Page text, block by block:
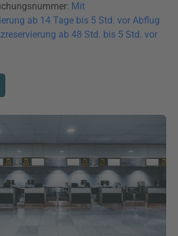
Mit
ab 14 Tage bis 5 Std. vor Abflug
ab 48 Std. bis 5 Std. vor